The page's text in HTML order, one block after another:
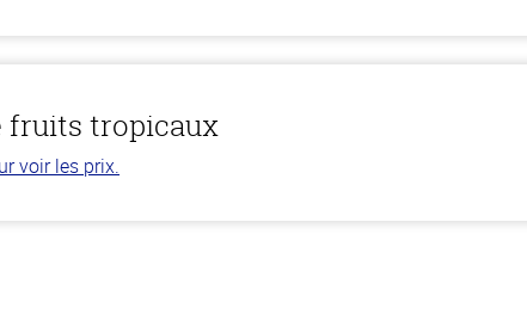
fruits tropicaux
voir les prix.